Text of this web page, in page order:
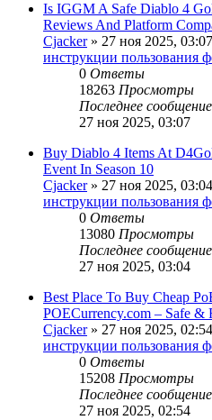
Is IGGM A Safe Diablo 4
Reviews And Platform
Cjacker» 27 ноя 2025,
инструкции пользования
0 Ответы
18263 Просмотры
Последнее сообщение
27 ноя 2025, 03:07
Buy Diablo 4 Items At
Event In Season 10
Cjacker» 27 ноя 2025,
инструкции пользования
0 Ответы
13080 Просмотры
Последнее сообщение
27 ноя 2025, 03:04
Best Place To Buy Cheap
POECurrency.com – Safe &
Cjacker» 27 ноя 2025,
инструкции пользования
0 Ответы
15208 Просмотры
Последнее сообщение
27 ноя 2025, 02:54